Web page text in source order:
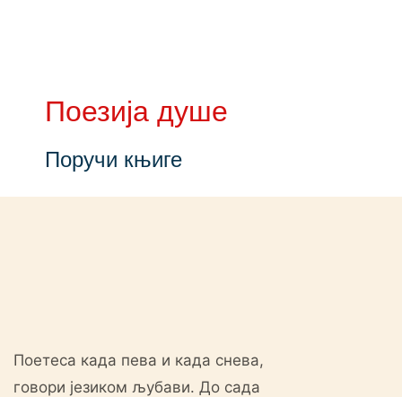
ПИСМО
Поезија душе
Поручи књиге
Поетеса када пева и када снева,
говори језиком љубави. До сада